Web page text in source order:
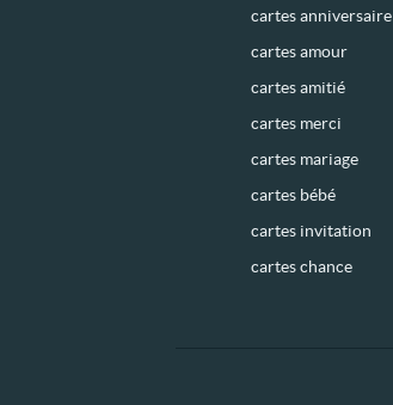
cartes anniversaire
cartes amour
cartes amitié
cartes merci
cartes mariage
cartes bébé
cartes invitation
cartes chance